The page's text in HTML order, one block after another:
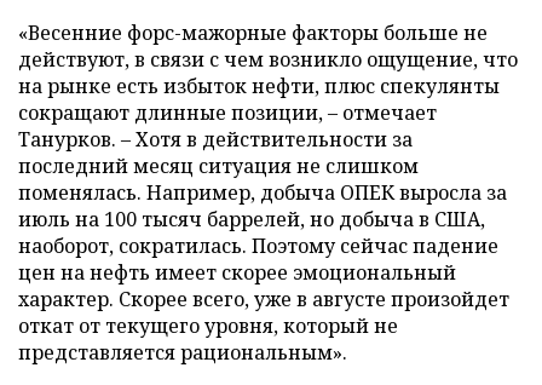
«Весенние форс-мажорные факторы больше не
действуют, в связи с чем возникло ощущение, что
на рынке есть избыток нефти, плюс спекулянты
сокращают длинные позиции, – отмечает
Танурков. – Хотя в действительности за
последний месяц ситуация не слишком
поменялась. Например, добыча ОПЕК выросла за
июль на 100 тысяч баррелей, но добыча в США,
наоборот, сократилась. Поэтому сейчас падение
цен на нефть имеет скорее эмоциональный
характер. Скорее всего, уже в августе произойдет
откат от текущего уровня, который не
представляется рациональным».